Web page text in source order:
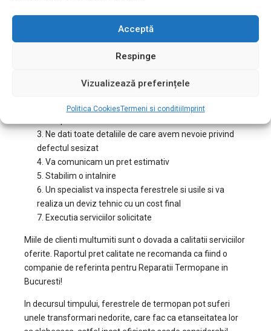
Acceptă
Respinge
Vizualizează preferințele
Politica CookiesTermeni si conditii Imprint
Cum decurge procesul
de Reparatii Termopane
in Bucuresti – Nord
2. Ne confirmati ca locuiti in Bucuresti si doriti reparatii
3. Ne dati toate detaliile de care avem nevoie privind
defectul sesizat
4. Va comunicam un pret estimativ
5. Stabilim o intalnire
6. Un specialist va inspecta ferestrele si usile si va
realiza un deviz tehnic cu un cost final
7. Executia serviciilor solicitate
Miile de clienti multumiti sunt o dovada a calitatii serviciilor
oferite. Raportul pret calitate ne recomanda ca fiind o
companie de referinta pentru Reparatii Termopane in
Bucuresti!
In decursul timpului, ferestrele de termopan pot suferi
unele transformari nedorite, care fac ca etanseitatea lor